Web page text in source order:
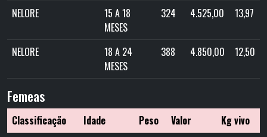
NELORE
15 A 18
MESES
324 4.525,00 13,97
NELORE
18 A 24
MESES
388 4.850,00 12,50
Femeas
Classificação Idade Peso Valor
Kg vivo